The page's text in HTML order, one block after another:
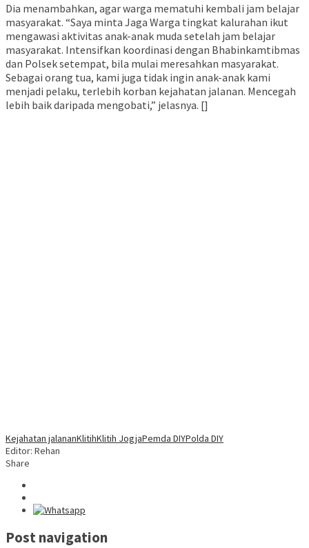
Dia menambahkan, agar warga mematuhi kembali jam belajar
masyarakat. “Saya minta Jaga Warga tingkat kalurahan ikut
mengawasi aktivitas anak-anak muda setelah jam belajar
masyarakat. Intensifkan koordinasi dengan Bhabinkamtibmas
dan Polsek setempat, bila mulai meresahkan masyarakat.
Sebagai orang tua, kami juga tidak ingin anak-anak kami
menjadi pelaku, terlebih korban kejahatan jalanan. Mencegah
lebih baik daripada mengobati,” jelasnya. []
Kejahatan jalananKlitihKlitih JogjaPemda DIYPolda DIY
Editor: Rehan
Share
Post navigation